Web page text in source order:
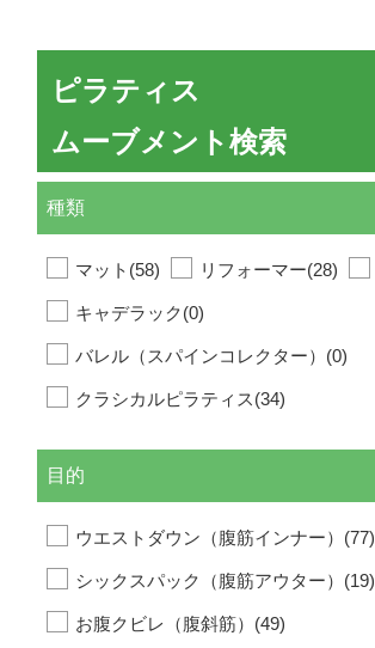
ピラティス
ムーブメント検索
種類
マット(58) リフォーマー(28)
キャデラック(0)
バレル（スパインコレクター）(0)
クラシカルピラティス(34)
目的
ウエストダウン（腹筋インナー）(77)
シックスパック（腹筋アウター）(19)
お腹クビレ（腹斜筋）(49)